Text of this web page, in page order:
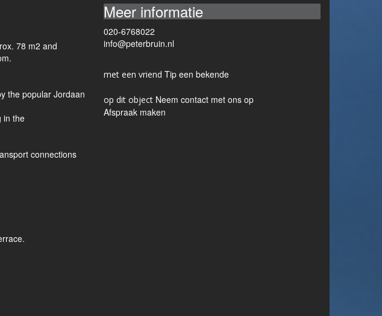
78 m2 and
the popular Jordaan
in the
connections
Meer informatie
020-6768022
info@peterbruin.nl
Tip een bekende
Neem contact met ons op
Afspraak maken